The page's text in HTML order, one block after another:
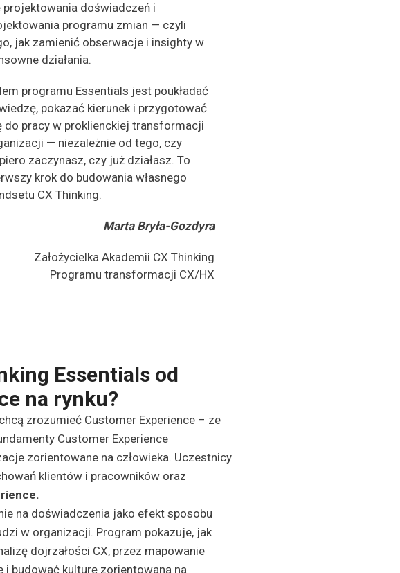
projektowania doświadczeń i
programu zmian — czyli
jak zamienić obserwacje i insighty w
działania.
programu Essentials jest poukładać
pokazać kierunek i przygotować
do pracy w proklienckiej transformacji
— niezależnie od tego, czy
zaczynasz, czy już działasz. To
krok do budowania własnego
CX Thinking.
Marta Bryła-Gozdyra
Założycielka Akademii CX Thinking
Programu transformacji CX/HX
Essentials od
na rynku?
zrozumieć Customer Experience – ze
Customer Experience
zorientowane na człowieka. Uczestnicy
klientów i pracowników oraz
na doświadczenia jako efekt sposobu
w organizacji. Program pokazuje, jak
dojrzałości CX, przez mapowanie
i budować kulturę zorientowaną na